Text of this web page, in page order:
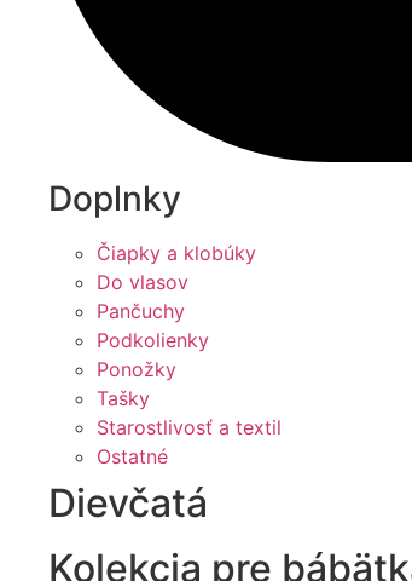
Doplnky
Čiapky a klobúky
Do vlasov
Pančuchy
Podkolienky
Ponožky
Tašky
Starostlivosť a textil
Ostatné
Dievčatá
Kolekcia pre